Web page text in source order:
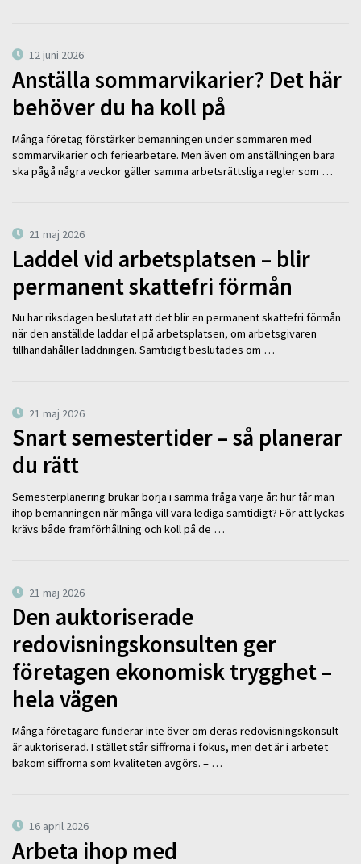
12 juni 2026
Anställa sommarvikarier? Det här
behöver du ha koll på
Många företag förstärker bemanningen under sommaren med
sommarvikarier och feriearbetare. Men även om anställningen bara
ska pågå några veckor gäller samma arbetsrättsliga regler som …
21 maj 2026
Laddel vid arbetsplatsen – blir
permanent skattefri förmån
Nu har riksdagen beslutat att det blir en permanent skattefri förmån
när den anställde laddar el på arbetsplatsen, om arbetsgivaren
tillhandahåller laddningen. Samtidigt beslutades om …
21 maj 2026
Snart semestertider – så planerar
du rätt
Semesterplanering brukar börja i samma fråga varje år: hur får man
ihop bemanningen när många vill vara lediga samtidigt? För att lyckas
krävs både framförhållning och koll på de …
21 maj 2026
Den auktoriserade
redovisningskonsulten ger
företagen ekonomisk trygghet –
hela vägen
Många företagare funderar inte över om deras redovisningskonsult
är auktoriserad. I stället står siffrorna i fokus, men det är i arbetet
bakom siffrorna som kvaliteten avgörs. – …
16 april 2026
Arbeta ihop med